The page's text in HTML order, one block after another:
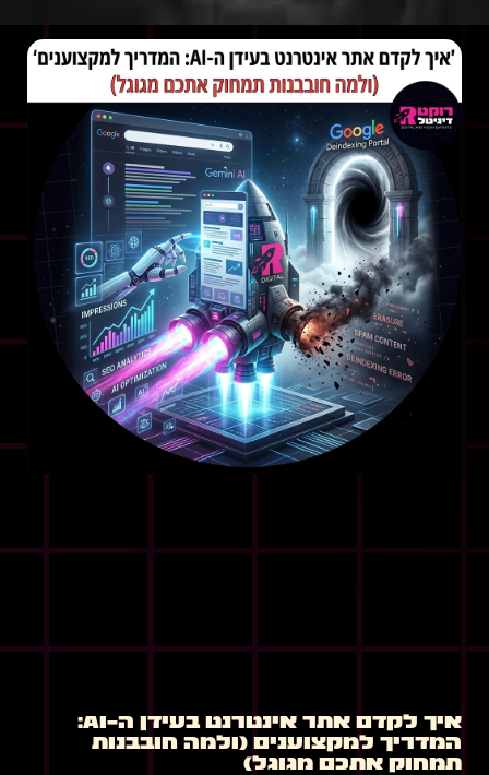
איך לקדם אתר אינטרנט בעידן ה-AI:
המדריך למקצוענים (ולמה חובבנות
תמחוק אתכם מגוגל)